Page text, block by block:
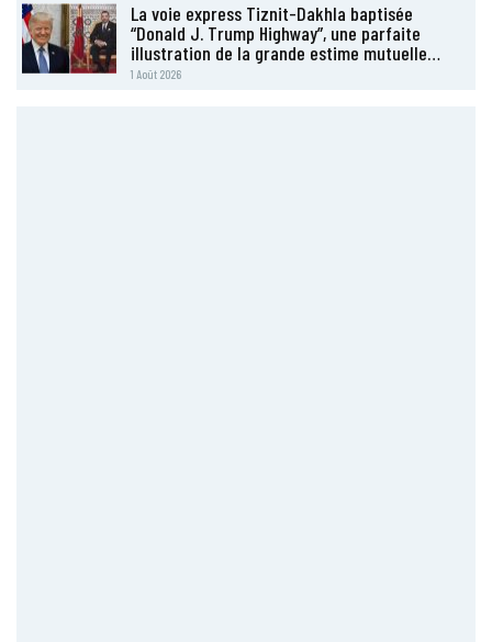
La voie express Tiznit-Dakhla baptisée
“Donald J. Trump Highway”, une parfaite
illustration de la grande estime mutuelle…
1 Août 2026